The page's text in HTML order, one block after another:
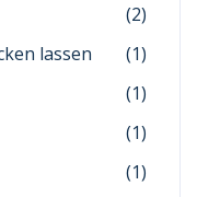
(2)
lassen
(1)
(1)
(1)
(1)